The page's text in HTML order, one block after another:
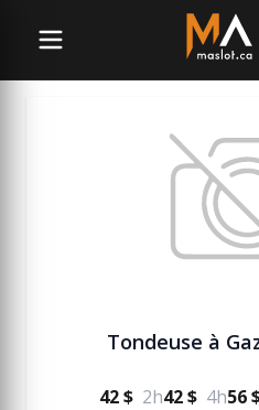
Jardinage et terrassement
Tondeuse à
42 $ 2h42 $ 4h56